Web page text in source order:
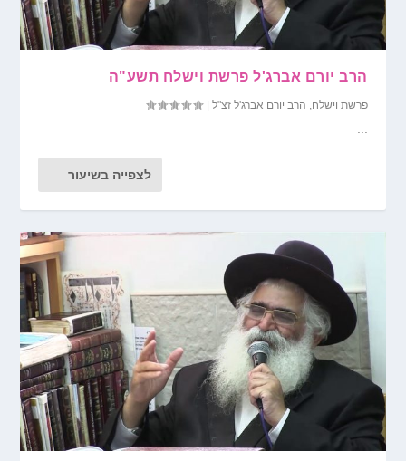
הרב יורם אברג'ל פרשת וישלח תשע"ה
פרשת וישלח, הרב יורם אברג'ל זצ"ל |
לצפייה בשיעור